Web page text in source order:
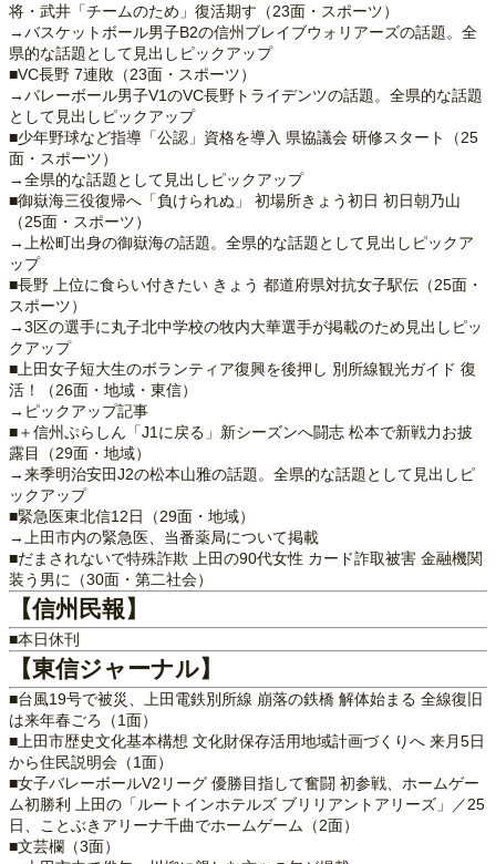
将・武井「チームのため」復活期す（23面・スポーツ）
→バスケットボール男子B2の信州ブレイブウォリアーズの話題。全
県的な話題として見出しピックアップ
■VC長野 7連敗（23面・スポーツ）
→バレーボール男子V1のVC長野トライデンツの話題。全県的な話題
として見出しピックアップ
■少年野球など指導「公認」資格を導入 県協議会 研修スタート（25
面・スポーツ）
→全県的な話題として見出しピックアップ
■御嶽海三役復帰へ「負けられぬ」 初場所きょう初日 初日朝乃山
（25面・スポーツ）
→上松町出身の御嶽海の話題。全県的な話題として見出しピックア
ップ
■長野 上位に食らい付きたい きょう 都道府県対抗女子駅伝（25面・
スポーツ）
→3区の選手に丸子北中学校の牧内大華選手が掲載のため見出しピッ
クアップ
■上田女子短大生のボランティア復興を後押し 別所線観光ガイド 復
活！（26面・地域・東信）
→ピックアップ記事
■＋信州ぷらしん「J1に戻る」新シーズンへ闘志 松本で新戦力お披
露目（29面・地域）
→来季明治安田J2の松本山雅の話題。全県的な話題として見出しピ
ックアップ
■緊急医東北信12日（29面・地域）
→上田市内の緊急医、当番薬局について掲載
■だまされないで特殊詐欺 上田の90代女性 カード詐取被害 金融機関
装う男に（30面・第二社会）
【信州民報】
■本日休刊
【東信ジャーナル】
■台風19号で被災、上田電鉄別所線 崩落の鉄橋 解体始まる 全線復旧
は来年春ごろ（1面）
■上田市歴史文化基本構想 文化財保存活用地域計画づくりへ 来月5日
から住民説明会（1面）
■女子バレーボールV2リーグ 優勝目指して奮闘 初参戦、ホームゲー
ム初勝利 上田の「ルートインホテルズ ブリリアントアリーズ」／25
日、ことぶきアリーナ千曲でホームゲーム（2面）
■文芸欄（3面）